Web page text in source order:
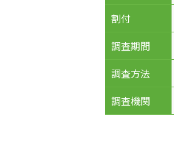
割付
調査期間
調査方法
調査機関